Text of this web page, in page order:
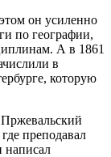
он усиленно
по географии,
А в 1861
в
которую
преподавал
написал